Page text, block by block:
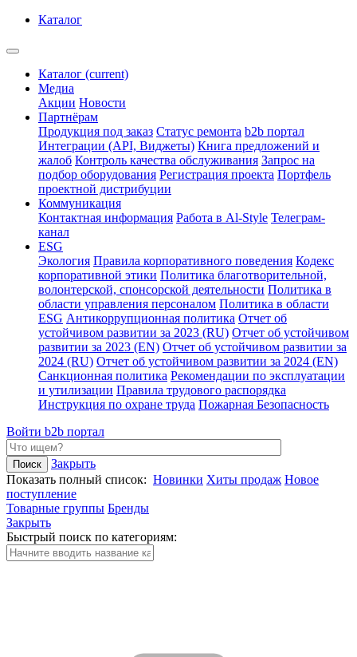
Каталог
Каталог (current)
Медиа
Акции Новости
Партнёрам
Продукция под заказ Статус ремонта b2b портал
Интеграции (API, Виджеты) Книга предложений и
жалоб Контроль качества обслуживания Запрос на
подбор оборудования Регистрация проекта Портфель
проектной дистрибуции
Коммуникация
Контактная информация Работа в Al-Style Телеграм-
канал
ESG
Экология Правила корпоративного поведения Кодекс
корпоративной этики Политика благотворительной,
волонтерской, спонсорской деятельности Политика в
области управления персоналом Политика в области
ESG Антикоррупционная политика Отчет об
устойчивом развитии за 2023 (RU) Отчет об устойчивом
развитии за 2023 (EN) Отчет об устойчивом развитии за
2024 (RU) Отчет об устойчивом развитии за 2024 (EN)
Санкционная политика Рекомендации по эксплуатации
и утилизации Правила трудового распорядка
Инструкция по охране труда Пожарная Безопасность
Войти b2b портал
Закрыть
Показать полный список: Новинки Хиты продаж Новое
поступление
Товарные группы Бренды
Закрыть
Быстрый поиск по категориям: